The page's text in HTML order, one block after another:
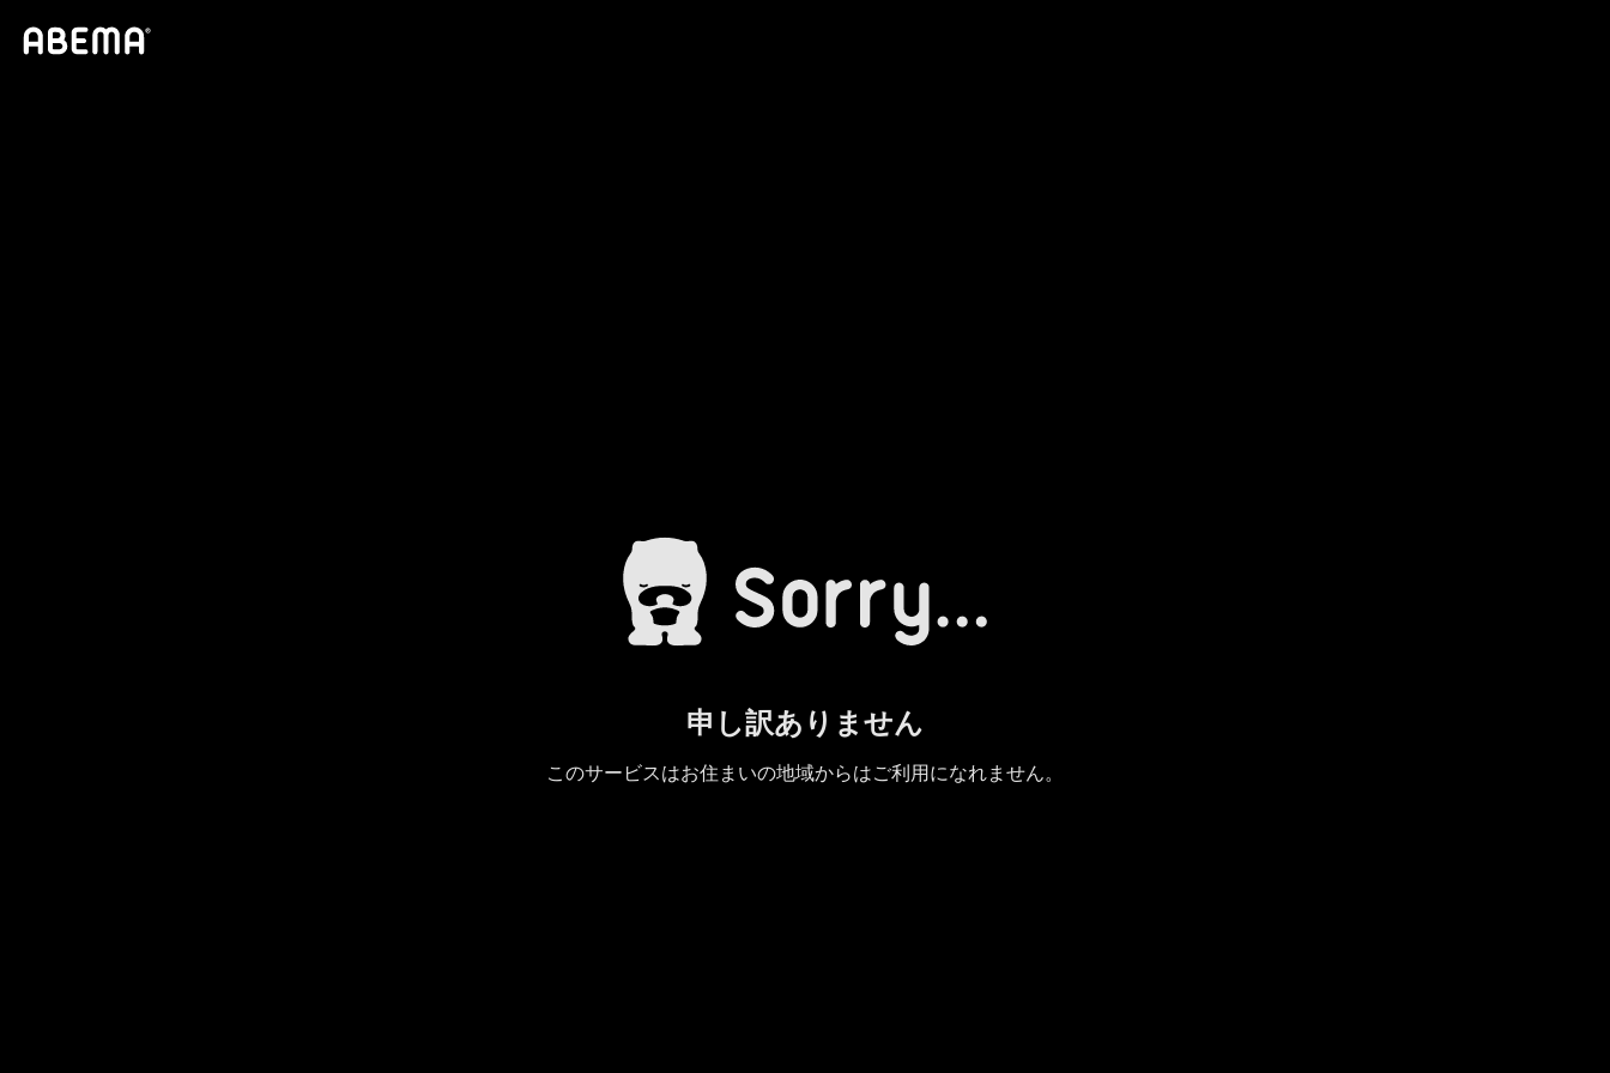
申し訳ありません
このサービスはお住まいの地域からはご利用になれません。